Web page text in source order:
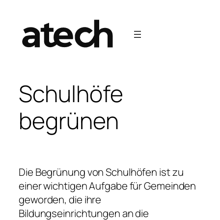
Schulhöfe
begrünen
Die Begrünung von Schulhöfen ist zu
einer wichtigen Aufgabe für Gemeinden
geworden, die ihre
Bildungseinrichtungen an die